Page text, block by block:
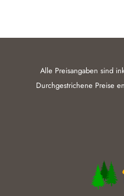
Alle Preisangaben sind
Durchgestrichene Preise